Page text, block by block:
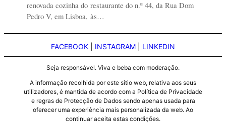
renovada cozinha do restaurante do n.º 44, da Rua Dom
Pedro V, em Lisboa, às…
FACEBOOK INSTAGRAM LINKEDIN
Seja responsável. Viva e beba com moderação.
A informação recolhida por este sitio web, relativa aos seus
utilizadores, é mantida de acordo com a Política de Privacidade
e regras de Protecção de Dados sendo apenas usada para
oferecer uma experiência mais personalizada da web. Ao
continuar aceita estas condições.